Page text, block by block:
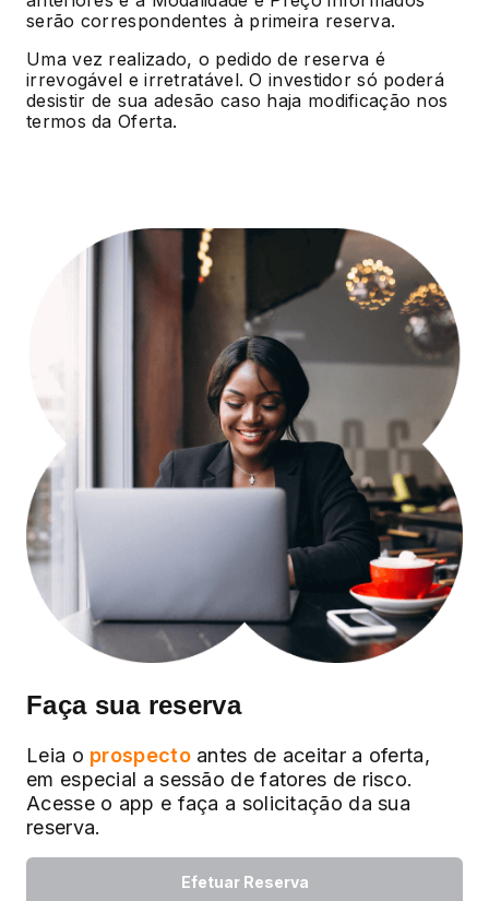
serão correspondentes à primeira reserva.
Uma vez realizado, o pedido de reserva é
irrevogável e irretratável. O investidor só poderá
desistir de sua adesão caso haja modificação nos
termos da Oferta.
Faça sua reserva
Leia o prospecto antes de aceitar a oferta,
em especial a sessão de fatores de risco.
Acesse o app e faça a solicitação da sua
reserva.
Efetuar Reserva